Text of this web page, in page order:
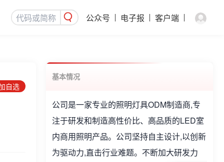
公众号 电子报 客户端
自选
基本情况
公司是一家专业的照明灯具ODM制造商,专
注于研发和制造高性价比、高品质的LED室
内商用照明产品。公司坚持自主设计,以创新
为驱动力,直击行业难题。不断加大研发力